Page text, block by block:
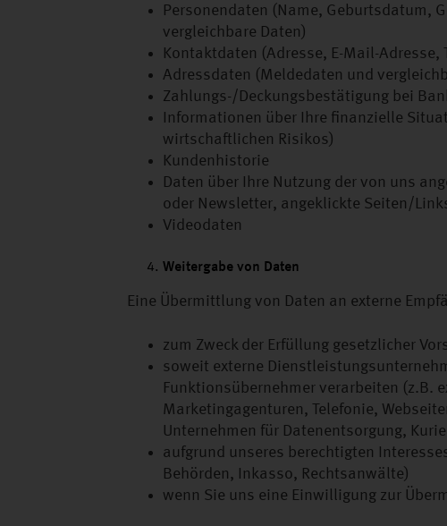
Personendaten (Name, Geburtsdatum,
vergleichbare Daten)
Kontaktdaten (Adresse, E-Mail-
Adressdaten (Meldedaten und
Zahlungs-/Deckungsbestätigung bei
Informationen über Ihre finanzielle
wirtschaftlichen Risikos)
Kundenhistorie
Daten über Ihre Nutzung der von uns
oder Newsletter, angeklickte Seiten/
Videodaten
Weitergabe von Daten
Eine Übermittlung von Daten an externe
zum Zweck der Erfüllung gesetzlicher
soweit externe
Funktionsübernehmer verarbeiten (z.B.
Marketingagenturen, Telefonie,
Unternehmen für Datenentsorgung,
aufgrund unseres berechtigten
Behörden, Inkasso, Rechtsanwälte)
wenn Sie uns eine Einwilligung zur